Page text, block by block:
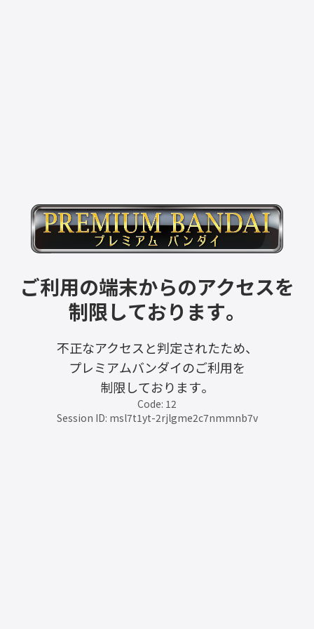
ご利用の端末からのアクセスを
制限しております。
不正なアクセスと判定されたため、
プレミアムバンダイのご利用を
制限しております。
Code: 12
Session ID: msl7t1yt-2rjlgme2c7nmmnb7v